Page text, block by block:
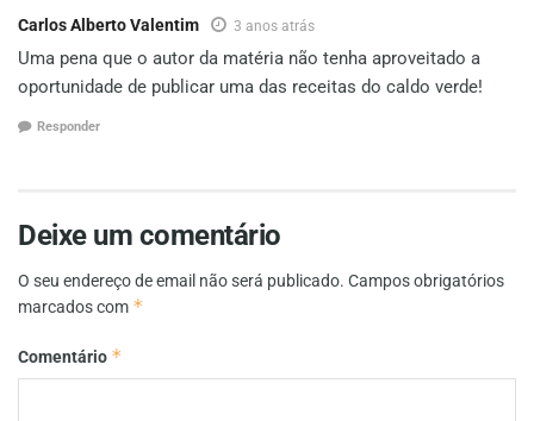
Carlos Alberto Valentim 3 anos atrás
Uma pena que o autor da matéria não tenha aproveitado a
oportunidade de publicar uma das receitas do caldo verde!
Responder
Deixe um comentário
O seu endereço de email não será publicado. Campos obrigatórios
marcados com *
Comentário *